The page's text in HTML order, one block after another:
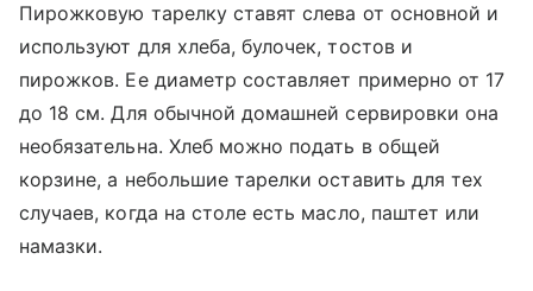
Пирожковую тарелку ставят слева от основной и
используют для хлеба, булочек, тостов и
пирожков. Ее диаметр составляет примерно от 17
до 18 см. Для обычной домашней сервировки она
необязательна. Хлеб можно подать в общей
корзине, а небольшие тарелки оставить для тех
случаев, когда на столе есть масло, паштет или
намазки.